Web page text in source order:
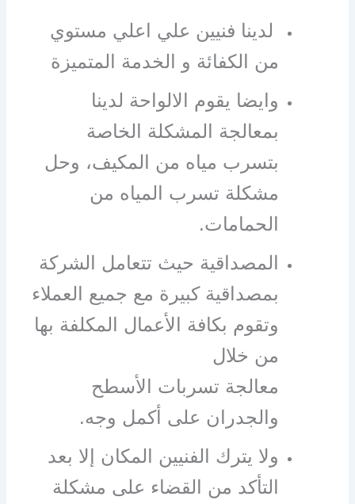
لدينا فنيين علي اعلي مستوي
من الكفائة و الخدمة المتميزة
وايضا يقوم الالواحة لدينا
بمعالجة المشكلة الخاصة
بتسرب مياه من المكيف، وحل
مشكلة تسرب المياه من
الحمامات.
المصداقية حيث تتعامل الشركة
بمصداقية كبيرة مع جميع العملاء
وتقوم بكافة الأعمال المكلفة بها
من خلال
معالجة تسربات الأسطح
والجدران على أكمل وجه.
ولا يترك الفنيين المكان إلا بعد
التأكد من القضاء على مشكلة